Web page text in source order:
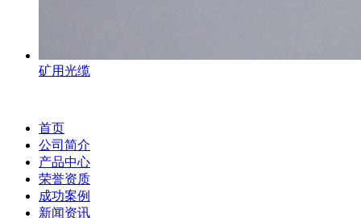
矿用光缆
首页
公司简介
产品中心
荣誉资质
成功案例
新闻资讯